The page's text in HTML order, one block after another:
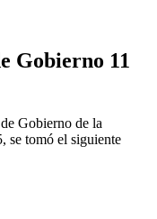
Gobierno 11
Gobierno de la
se tomó el siguiente